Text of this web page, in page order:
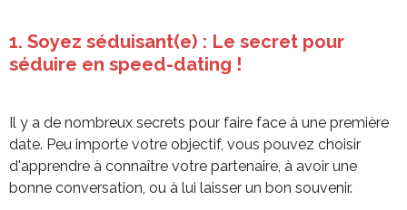
1. Soyez séduisant(e) : Le secret pour
séduire en speed-dating !
Il y a de nombreux secrets pour faire face à une première
date. Peu importe votre objectif, vous pouvez choisir
d'apprendre à connaître votre partenaire, à avoir une
bonne conversation, ou à lui laisser un bon souvenir.